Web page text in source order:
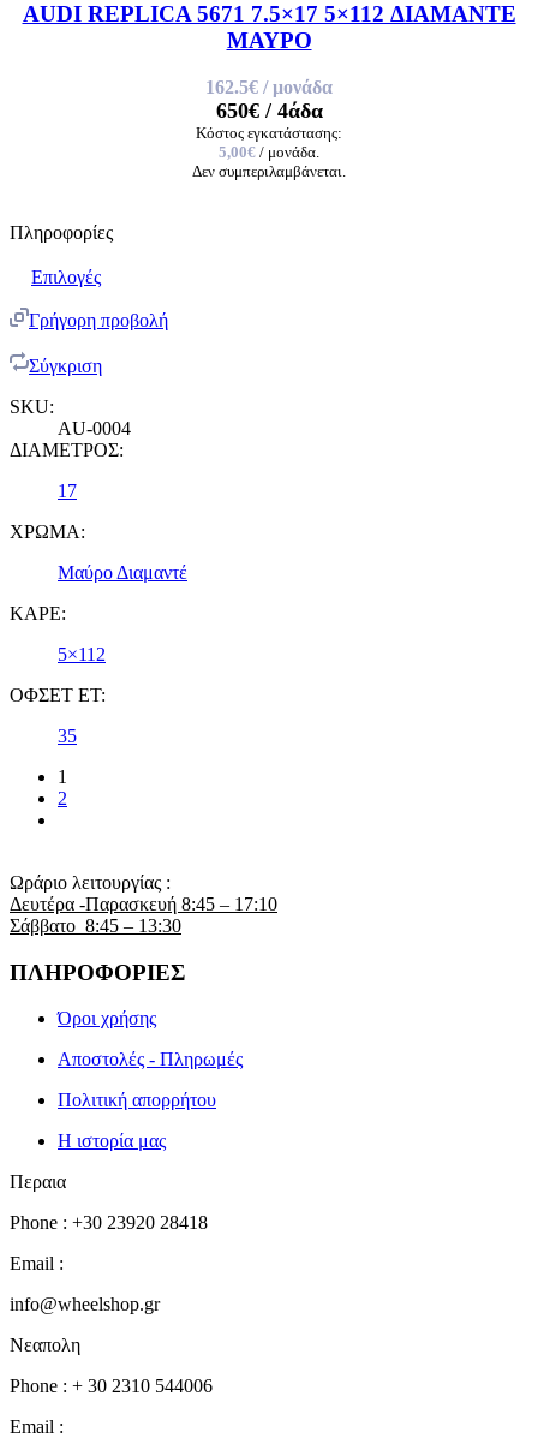
AUDI REPLICA 5671 7.5×17 5×112 ΔΙΑΜΑΝΤΕ
ΜΑΥΡΟ
162.5€ / μονάδα
650€/ 4άδα
Κόστος εγκατάστασης:
5,00€ / μονάδα.
Δεν συμπεριλαμβάνεται.
Πληροφορίες
Επιλογές
Γρήγορη προβολή
Σύγκριση
SKU:
AU-0004
ΔΙΑΜΕΤΡΟΣ:
17
ΧΡΩΜΑ:
Μαύρο Διαμαντέ
ΚΑΡΕ:
5×112
ΟΦΣΕΤ ET:
35
1
2
Ωράριο λειτουργίας :
Δευτέρα -Παρασκευή 8:45 – 17:10
Σάββατο 8:45 – 13:30
ΠΛΗΡΟΦΟΡΙΕΣ
Όροι χρήσης
Αποστολές - Πληρωμές
Πολιτική απορρήτου
Η ιστορία μας
Περαια
Phone : +30 23920 28418
Email :
info@wheelshop.gr
Νεαπολη
Phone : + 30 2310 544006
Email :